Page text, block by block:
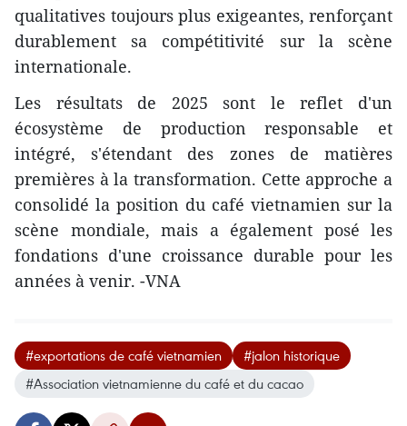
qualitatives toujours plus exigeantes, renforçant
durablement sa compétitivité sur la scène
internationale.
Les résultats de 2025 sont le reflet d'un
écosystème de production responsable et
intégré, s'étendant des zones de matières
premières à la transformation. Cette approche a
consolidé la position du café vietnamien sur la
scène mondiale, mais a également posé les
fondations d'une croissance durable pour les
années à venir. -VNA
#exportations de café vietnamien
#jalon historique
#Association vietnamienne du café et du cacao